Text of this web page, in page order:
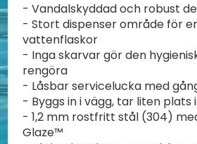
- Vandalskyddad och robust
- Stort dispenser område för
vattenflaskor
- Inga skarvar gör den
rengöra
- Låsbar servicelucka med
- Byggs in i vägg, tar liten plats
- 1,2 mm rostfritt stål (304)
Glaze™